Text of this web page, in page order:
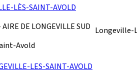
LÈS-SAINT-AVOLD
DE LONGEVILLE SUD
Avold
Longeville-
LES-SAINT-AVOLD